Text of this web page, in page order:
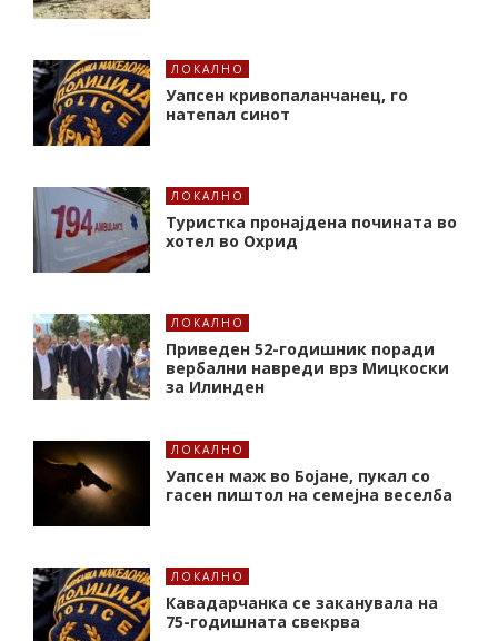
ЛОКАЛНО
Уапсен кривопаланчанец, го
натепал синот
ЛОКАЛНО
Туристка пронајдена почината во
хотел во Охрид
ЛОКАЛНО
Приведен 52-годишник поради
вербални навреди врз Мицкоски
за Илинден
ЛОКАЛНО
Уапсен маж во Бојане, пукал со
гасен пиштол на семејна веселба
ЛОКАЛНО
Кавадарчанка се заканувала на
75-годишната свекрва